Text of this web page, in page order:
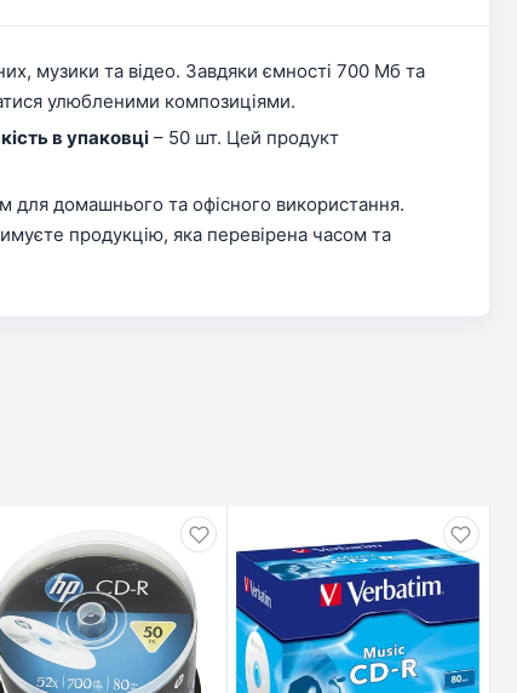
музики та відео. Завдяки ємності 700 Мб та
улюбленими композиціями.
в упаковці – 50 шт. Цей продукт
для домашнього та офісного використання.
продукцію, яка перевірена часом та